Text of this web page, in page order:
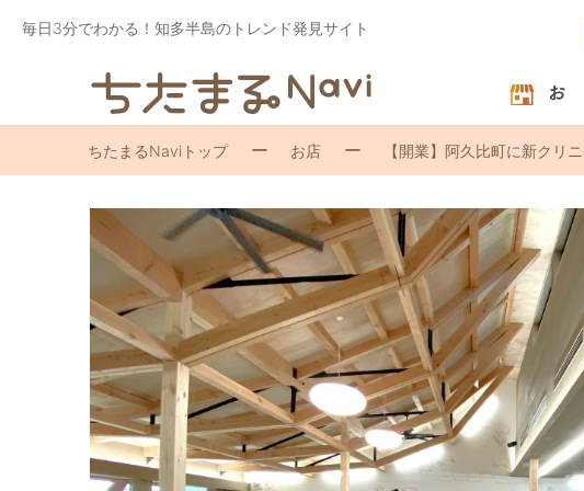
毎日3分でわかる！知多半島のトレンド発見サイト
お
ちたまるNaviトップ お店 【開業】阿久比町に新クリ